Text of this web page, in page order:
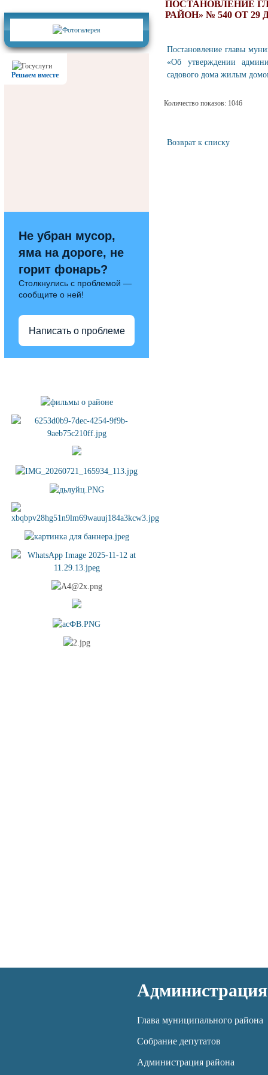
Решаем вместе
Не убран мусор,
яма на дороге, не
горит фонарь?
Столкнулись с проблемой —
сообщите о ней!
Написать о проблеме
ПОСТАНОВЛЕНИЕ
РАЙОН» № 540 ОТ 29
Постановление главы
«Об утверждении
садового дома жилым
Количество показов: 1046
Возврат к списку
Администрация
Глава муниципального района
Собрание депутатов
Администрация района